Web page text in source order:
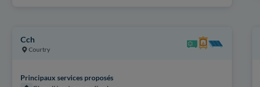
Cch
Courtry
Principaux services proposés